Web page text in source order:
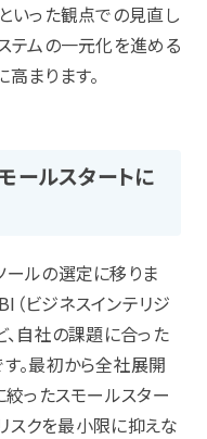
いった観点での見直し
テムの一元化を進める
まります。
ールスタートに
ールの選定に移りま
（ビジネスインテリジ
、自社の課題に合った
。最初から全社展開
ったスモールスター
リスクを最小限に抑えな